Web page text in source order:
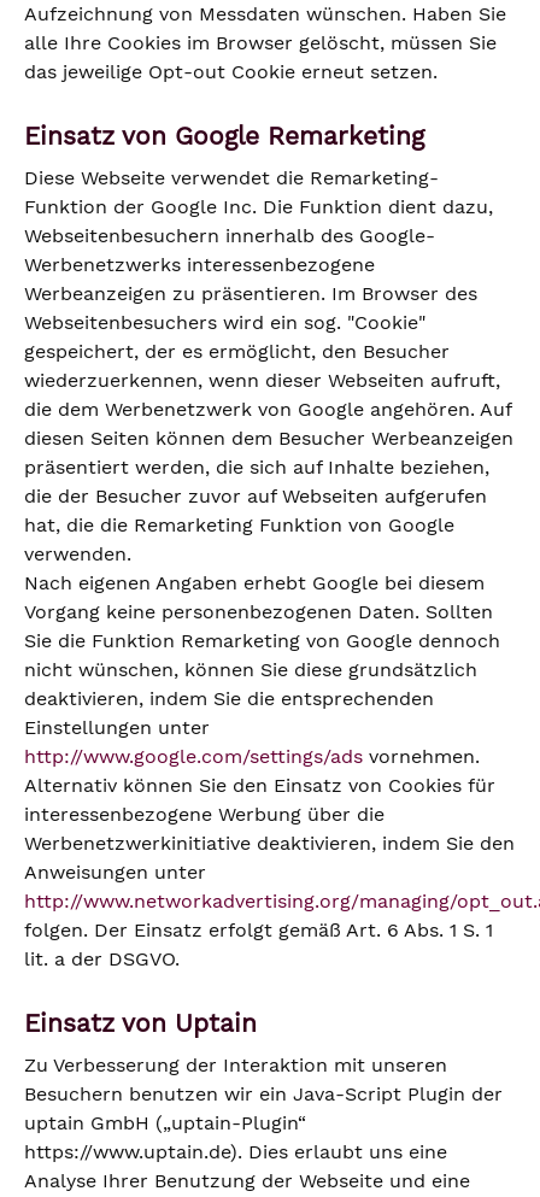
Aufzeichnung von Messdaten wünschen. Haben Sie
alle Ihre Cookies im Browser gelöscht, müssen Sie
das jeweilige Opt-out Cookie erneut setzen.
Einsatz von Google Remarketing
Diese Webseite verwendet die Remarketing-
Funktion der Google Inc. Die Funktion dient dazu,
Webseitenbesuchern innerhalb des Google-
Werbenetzwerks interessenbezogene
Werbeanzeigen zu präsentieren. Im Browser des
Webseitenbesuchers wird ein sog. "Cookie"
gespeichert, der es ermöglicht, den Besucher
wiederzuerkennen, wenn dieser Webseiten aufruft,
die dem Werbenetzwerk von Google angehören. Auf
diesen Seiten können dem Besucher Werbeanzeigen
präsentiert werden, die sich auf Inhalte beziehen,
die der Besucher zuvor auf Webseiten aufgerufen
hat, die die Remarketing Funktion von Google
verwenden.
Nach eigenen Angaben erhebt Google bei diesem
Vorgang keine personenbezogenen Daten. Sollten
Sie die Funktion Remarketing von Google dennoch
nicht wünschen, können Sie diese grundsätzlich
deaktivieren, indem Sie die entsprechenden
Einstellungen unter
http://www.google.com/settings/ads vornehmen.
Alternativ können Sie den Einsatz von Cookies für
interessenbezogene Werbung über die
Werbenetzwerkinitiative deaktivieren, indem Sie den
Anweisungen unter
http://www.networkadvertising.org/managing/
folgen. Der Einsatz erfolgt gemäß Art. 6 Abs. 1 S. 1
lit. a der DSGVO.
Einsatz von Uptain
Zu Verbesserung der Interaktion mit unseren
Besuchern benutzen wir ein Java-Script Plugin der
uptain GmbH („uptain-Plugin“
https://www.uptain.de). Dies erlaubt uns eine
Analyse Ihrer Benutzung der Webseite und eine